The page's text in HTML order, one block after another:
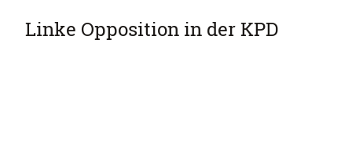
Linke Opposition in der KPD